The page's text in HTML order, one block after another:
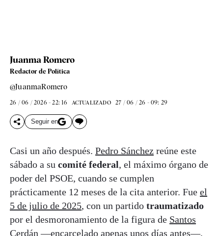
Juanma Romero
Redactor de Política
@JuanmaRomero
26 / 06 / 2026 - 22: 16 ACTUALIZADO 27 / 06 / 26 - 09: 29
Seguir en
Casi un año después. Pedro Sánchez reúne este
sábado a su comité federal, el máximo órgano de
poder del PSOE, cuando se cumplen
prácticamente 12 meses de la cita anterior. Fue el
5 de julio de 2025, con un partido traumatizado
por el desmoronamiento de la figura de Santos
Cerdán —encarcelado apenas unos días antes—,